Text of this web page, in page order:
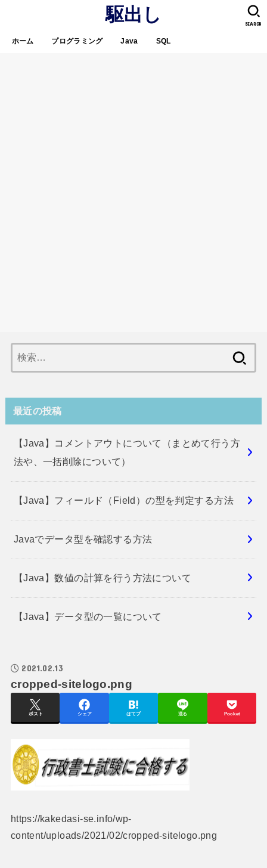
駆出し
ホーム プログラミング Java SQL
SEARCH
索:
最近の投稿
【Java】コメントアウトについて（まとめて行う方
法や、一括削除について）
【Java】フィールド（Field）の型を判定する方法
Javaでデータ型を確認する方法
【Java】数値の計算を行う方法について
【Java】データ型の一覧について
2021.02.13
cropped-sitelogo.png
ポスト シェア はてブ 送る Pocket
https://kakedasi-se.info/wp-
content/uploads/2021/02/cropped-sitelogo.png